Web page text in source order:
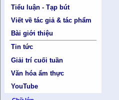
Tiểu luận - Tạp bút
Viết về tác giả & tác phẩm
Bài giới thiệu
Tin tức
Giải trí cuối tuần
Văn hóa ẩm thực
YouTube